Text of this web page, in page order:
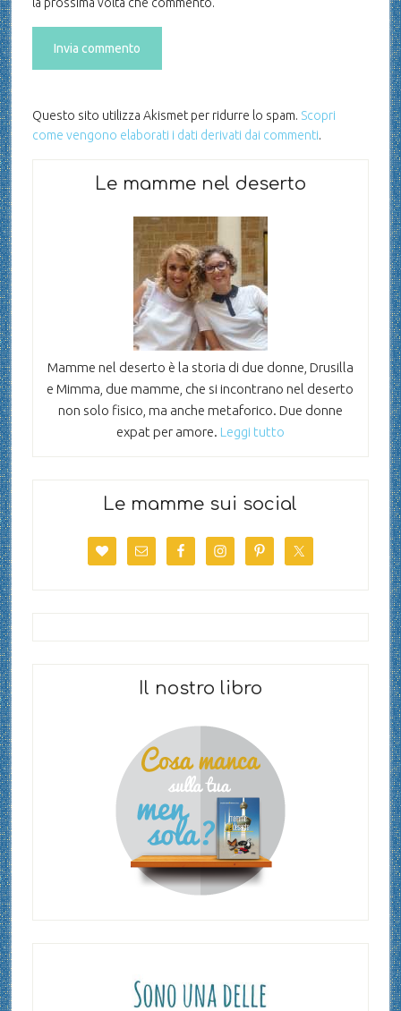
Questo sito utilizza Akismet per ridurre lo spam. Scopri
come vengono elaborati i dati derivati dai commenti.
Le mamme nel deserto
Mamme nel deserto è la storia di due donne, Drusilla
e Mimma, due mamme, che si incontrano nel deserto
non solo fisico, ma anche metaforico. Due donne
expat per amore. Leggi tutto
Le mamme sui social
Il nostro libro